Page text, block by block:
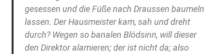
gesessen und die Füße nach Draussen baumeln
lassen. Der Hausmeister kam, sah und dreht
durch? Wegen so banalen Blödsinn, will dieser
den Direktor alamieren; der ist nicht da; also